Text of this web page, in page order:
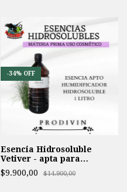
1/3
-34% OFF
Esencia Hidrosoluble
Vetiver - apta para
Humidificador -
$9.900,00 $14.900,00